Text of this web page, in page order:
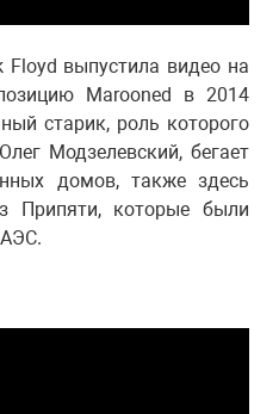
Floyd выпустила видео на
Marooned в 2014
старик, роль которого
Модзелевский, бегает
домов, также здесь
Припяти, которые были